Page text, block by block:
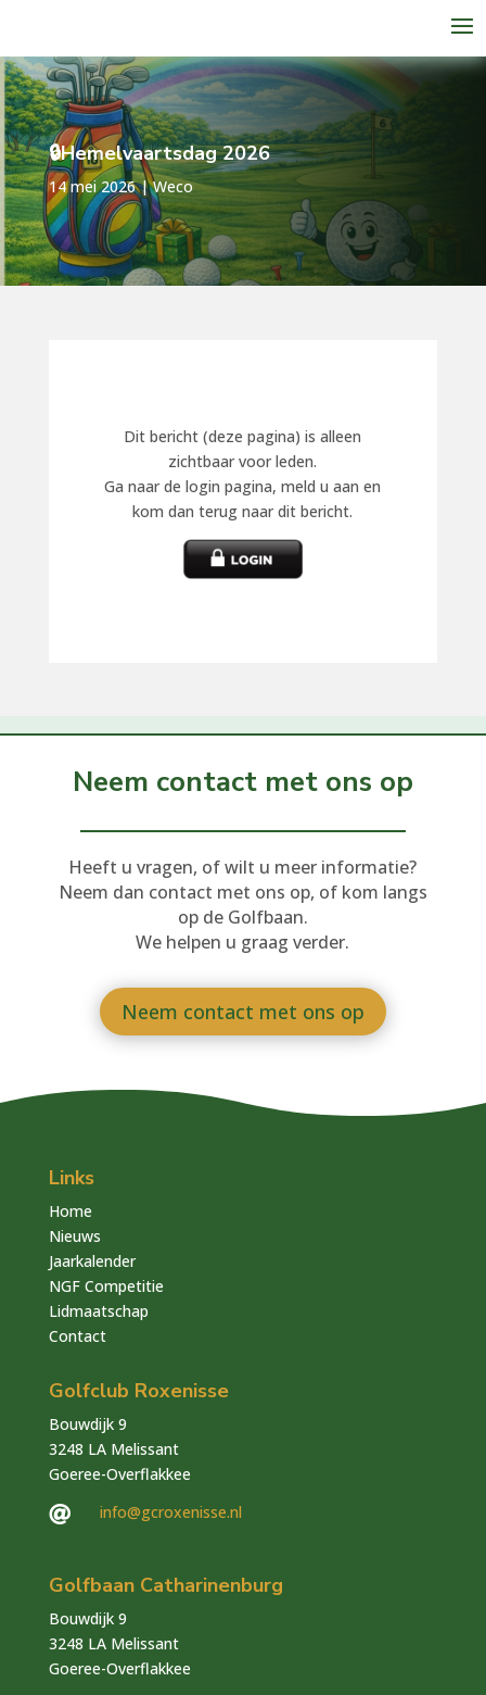
🔒Hemelvaartsdag 2026
14 mei 2026|Weco
Dit bericht (deze pagina) is alleen
zichtbaar voor leden.
Ga naar de login pagina, meld u aan en
kom dan terug naar dit bericht.
Neem contact met ons op
Heeft u vragen, of wilt u meer informatie?
Neem dan contact met ons op, of kom langs
op de Golfbaan.
We helpen u graag verder.
Neem contact met ons op
Links
Home
Nieuws
Jaarkalender
NGF Competitie
Lidmaatschap
Contact
Golfclub Roxenisse
Bouwdijk 9
3248 LA Melissant
Goeree-Overflakkee
 info@gcroxenisse.nl
Golfbaan Catharinenburg
Bouwdijk 9
3248 LA Melissant
Goeree-Overflakkee